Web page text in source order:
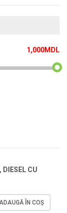
1,000MDL
DIESEL CU
ÎN COȘ